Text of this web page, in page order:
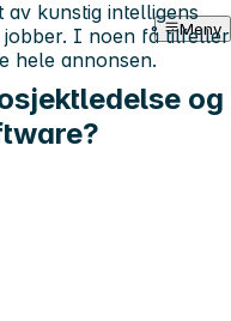
Meny
og
kunstig intelligens
jobber. I noen få tilfeller
hele annonsen.